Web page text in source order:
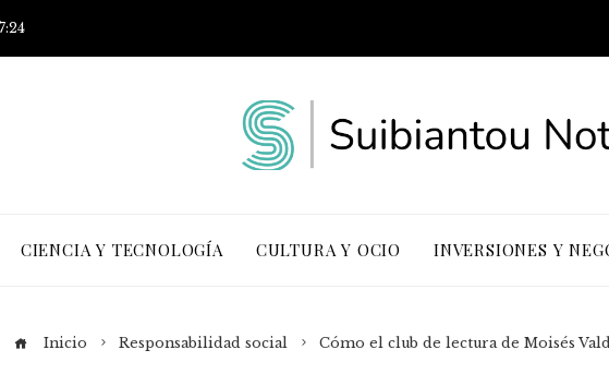
CIENCIA Y TECNOLOGÍA CULTURA Y OCIO INVERSIONES Y
Inicio Responsabilidad social Cómo el club de lectura de Moisés